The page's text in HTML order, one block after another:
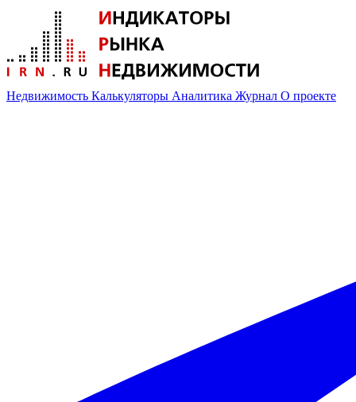
Недвижимость Калькуляторы Аналитика Журнал О проекте